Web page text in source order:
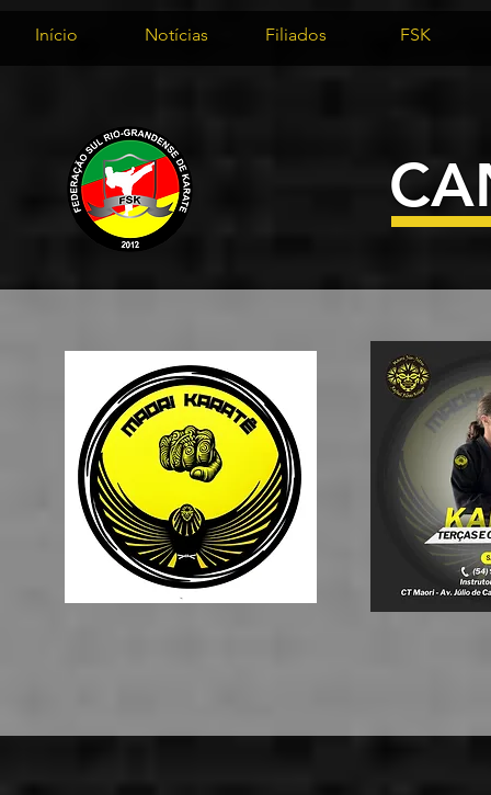
Início Notícias Filiados FSK